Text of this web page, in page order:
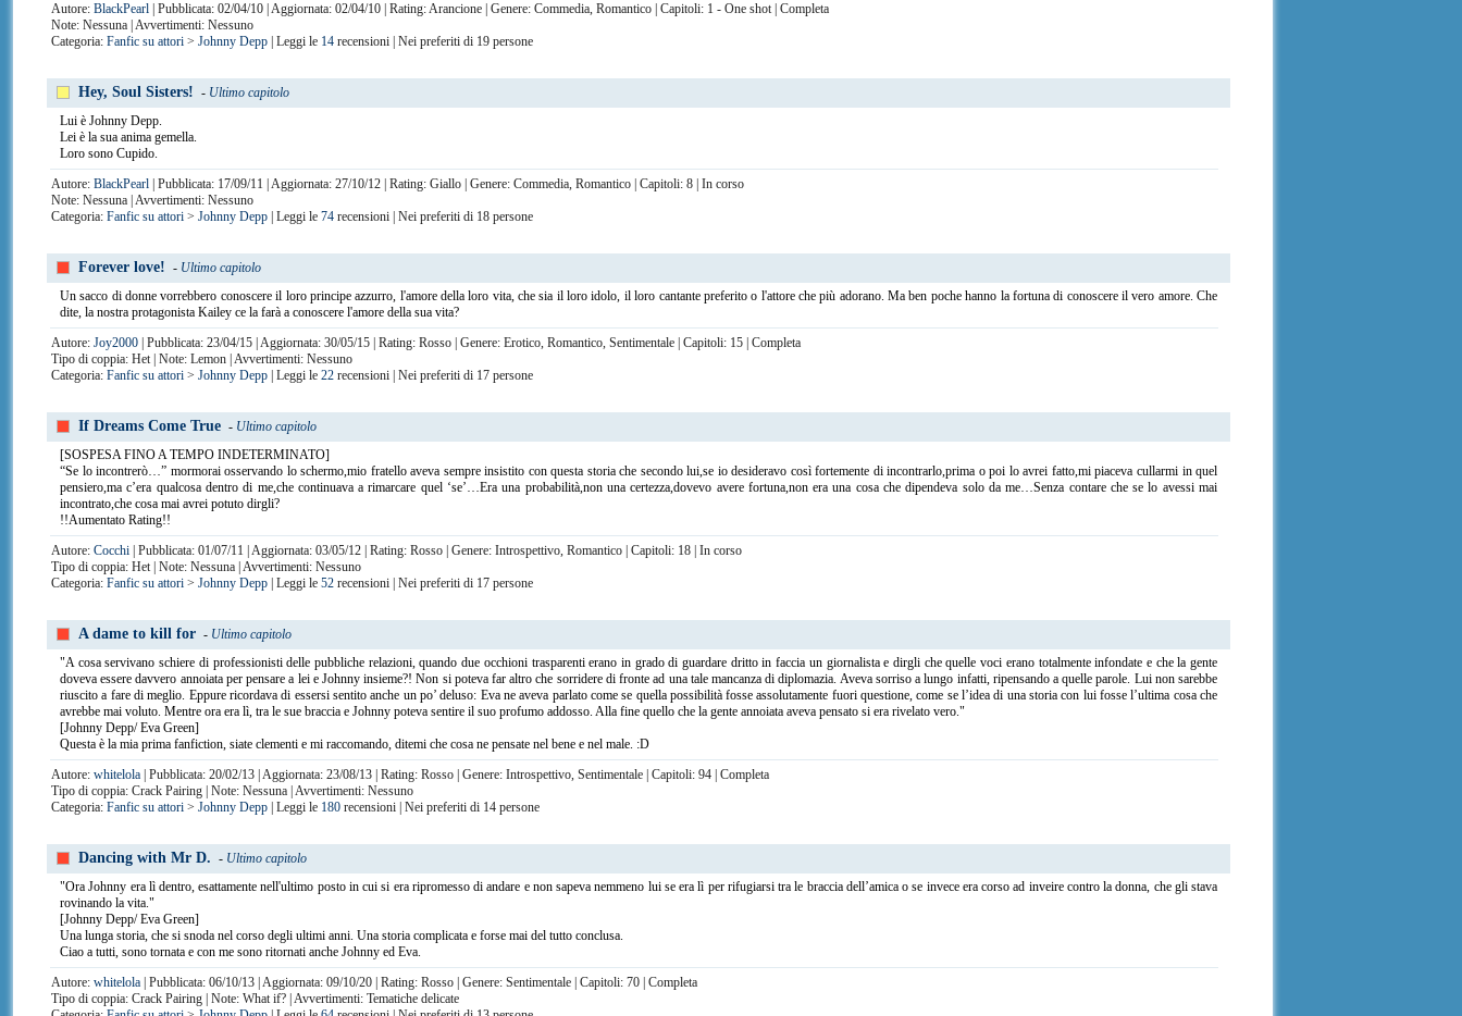
Autore:BlackPearl | Pubblicata: 02/04/10 | Aggiornata: 02/04/10 | Rating: Arancione | Genere: Commedia, Romantico | Capitoli: 1 - One shot | Completa
Note: Nessuna | Avvertimenti: Nessuno
Categoria:Fanfic su attori >Johnny Depp | Leggi le 14 recensioni | Nei preferiti di 19 persone
Hey, Soul Sisters! - Ultimo capitolo
Lui è Johnny Depp.
Lei è la sua anima gemella.
Loro sono Cupido.
Autore:BlackPearl | Pubblicata: 17/09/11 | Aggiornata: 27/10/12 | Rating: Giallo | Genere: Commedia, Romantico | Capitoli: 8 | In corso
Note: Nessuna | Avvertimenti: Nessuno
Categoria:Fanfic su attori >Johnny Depp | Leggi le74 recensioni | Nei preferiti di 18 persone
Forever love! - Ultimo capitolo
Un sacco di donne vorrebbero conoscere il loro principe azzurro, l'amore della loro vita, che sia il loro idolo, il loro cantante preferito o l'attore che più adorano. Ma ben poche hanno la fortuna di conoscere il vero amore. Che
dite, la nostra protagonista Kailey ce la farà a conoscere l'amore della sua vita?
Autore:Joy2000 | Pubblicata: 23/04/15 | Aggiornata: 30/05/15 | Rating: Rosso | Genere: Erotico, Romantico, Sentimentale | Capitoli: 15 | Completa
Tipo di coppia: Het | Note: Lemon | Avvertimenti: Nessuno
Categoria:Fanfic su attori >Johnny Depp | Leggi le22 recensioni | Nei preferiti di 17 persone
If Dreams Come True - Ultimo capitolo
[SOSPESA FINO A TEMPO INDETERMINATO]
“Se lo incontrerò…” mormorai osservando lo schermo,mio fratello aveva sempre insistito con questa storia che secondo lui,se io desideravo così fortemente di incontrarlo,prima o poi lo avrei fatto,mi piaceva cullarmi in quel
pensiero,ma c’era qualcosa dentro di me,che continuava a rimarcare quel ‘se’…Era una probabilità,non una certezza,dovevo avere fortuna,non era una cosa che dipendeva solo da me…Senza contare che se lo avessi mai
incontrato,che cosa mai avrei potuto dirgli?
!!Aumentato Rating!!
Autore:Cocchi | Pubblicata: 01/07/11 | Aggiornata: 03/05/12 | Rating: Rosso | Genere: Introspettivo, Romantico | Capitoli: 18 | In corso
Tipo di coppia: Het | Note: Nessuna | Avvertimenti: Nessuno
Categoria:Fanfic su attori >Johnny Depp | Leggi le52 recensioni | Nei preferiti di 17 persone
A dame to kill for - Ultimo capitolo
"A cosa servivano schiere di professionisti delle pubbliche relazioni, quando due occhioni trasparenti erano in grado di guardare dritto in faccia un giornalista e dirgli che quelle voci erano totalmente infondate e che la gente
doveva essere davvero annoiata per pensare a lei e Johnny insieme?! Non si poteva far altro che sorridere di fronte ad una tale mancanza di diplomazia. Aveva sorriso a lungo infatti, ripensando a quelle parole. Lui non sarebbe
riuscito a fare di meglio. Eppure ricordava di essersi sentito anche un po’ deluso: Eva ne aveva parlato come se quella possibilità fosse assolutamente fuori questione, come se l’idea di una storia con lui fosse l’ultima cosa che
avrebbe mai voluto. Mentre ora era lì, tra le sue braccia e Johnny poteva sentire il suo profumo addosso. Alla fine quello che la gente annoiata aveva pensato si era rivelato vero."
[Johnny Depp/ Eva Green]
Questa è la mia prima fanfiction, siate clementi e mi raccomando, ditemi che cosa ne pensate nel bene e nel male. :D
Autore:whitelola | Pubblicata: 20/02/13 | Aggiornata: 23/08/13 | Rating: Rosso | Genere: Introspettivo, Sentimentale | Capitoli: 94 | Completa
Tipo di coppia: Crack Pairing | Note: Nessuna | Avvertimenti: Nessuno
Categoria:Fanfic su attori >Johnny Depp | Leggi le 180 recensioni | Nei preferiti di 14 persone
Dancing with Mr D. - Ultimo capitolo
"Ora Johnny era lì dentro, esattamente nell'ultimo posto in cui si era ripromesso di andare e non sapeva nemmeno lui se era lì per rifugiarsi tra le braccia dell’amica o se invece era corso ad inveire contro la donna, che gli stava
rovinando la vita."
[Johnny Depp/ Eva Green]
Una lunga storia, che si snoda nel corso degli ultimi anni. Una storia complicata e forse mai del tutto conclusa.
Ciao a tutti, sono tornata e con me sono ritornati anche Johnny ed Eva.
Autore:whitelola | Pubblicata: 06/10/13 | Aggiornata: 09/10/20 | Rating: Rosso | Genere: Sentimentale | Capitoli: 70 | Completa
Tipo di coppia: Crack Pairing | Note: What if? | Avvertimenti: Tematiche delicate